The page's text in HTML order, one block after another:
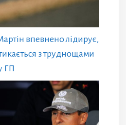
впевнено лідирує,
з труднощами
ГП